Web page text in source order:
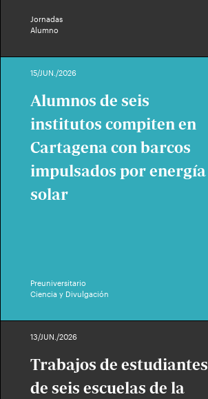
Jornadas
Alumno
15/JUN./2026
Alumnos de seis
institutos compiten en
Cartagena con barcos
impulsados por energía
solar
Preuniversitario
Ciencia y Divulgación
13/JUN./2026
Trabajos de estudiantes
de seis escuelas de la